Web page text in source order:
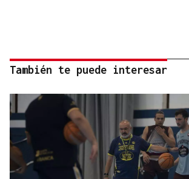
También te puede interesar